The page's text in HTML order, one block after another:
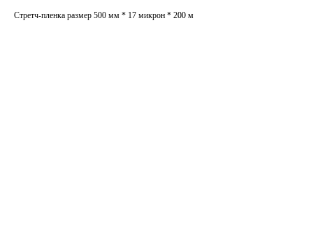
Стретч-пленка размер 500 мм * 17 микрон * 200 м